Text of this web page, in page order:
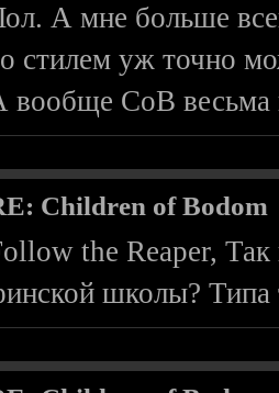
А мне больше
стилем уж точно
вообще CoB весьма
Children of Bodom
the Reaper,
школы? Типа